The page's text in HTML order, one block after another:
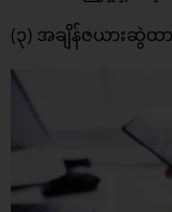
(၃) အချိန်ဇယားဆွဲထာ